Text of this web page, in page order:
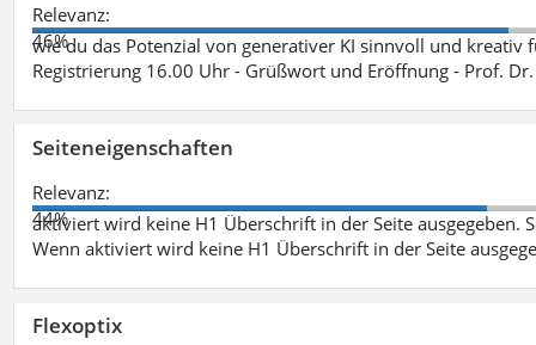
Relevanz:
46%
wie du das Potenzial von generativer KI sinnvoll und kreativ
Registrierung 16.00 Uhr - Grüßwort und Eröffnung - Prof.
Seiteneigenschaften
Relevanz:
44%
aktiviert wird keine H1 Überschrift in der Seite ausgegeben.
Wenn aktiviert wird keine H1 Überschrift in der Seite
Flexoptix